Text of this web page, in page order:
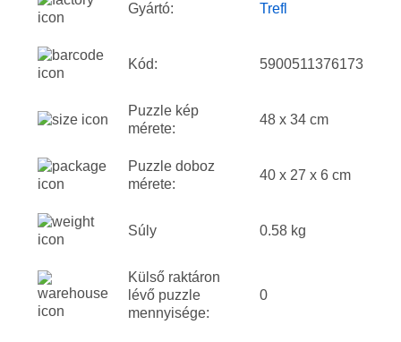
Gyártó: Trefl
Kód: 5900511376173
Puzzle kép
mérete:
48 x 34 cm
Puzzle doboz
mérete:
40 x 27 x 6 cm
Súly 0.58 kg
Külső raktáron
lévő puzzle
mennyisége:
0